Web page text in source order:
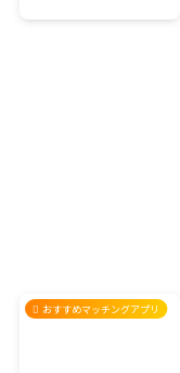
おすすめマッチングアプリ